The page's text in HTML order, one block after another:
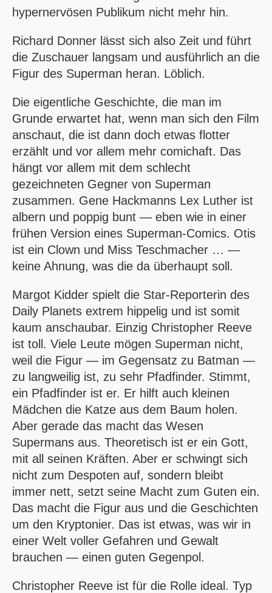
hypernervösen Publikum nicht mehr hin.
Richard Donner lässt sich also Zeit und führt
die Zuschauer langsam und ausführlich an die
Figur des Superman heran. Löblich.
Die eigentliche Geschichte, die man im
Grunde erwartet hat, wenn man sich den Film
anschaut, die ist dann doch etwas flotter
erzählt und vor allem mehr comichaft. Das
hängt vor allem mit dem schlecht
gezeichneten Gegner von Superman
zusammen. Gene Hackmanns Lex Luther ist
albern und poppig bunt — eben wie in einer
frühen Version eines Superman-Comics. Otis
ist ein Clown und Miss Teschmacher … —
keine Ahnung, was die da überhaupt soll.
Margot Kidder spielt die Star-Reporterin des
Daily Planets extrem hippelig und ist somit
kaum anschaubar. Einzig Christopher Reeve
ist toll. Viele Leute mögen Superman nicht,
weil die Figur — im Gegensatz zu Batman —
zu langweilig ist, zu sehr Pfadfinder. Stimmt,
ein Pfadfinder ist er. Er hilft auch kleinen
Mädchen die Katze aus dem Baum holen.
Aber gerade das macht das Wesen
Supermans aus. Theoretisch ist er ein Gott,
mit all seinen Kräften. Aber er schwingt sich
nicht zum Despoten auf, sondern bleibt
immer nett, setzt seine Macht zum Guten ein.
Das macht die Figur aus und die Geschichten
um den Kryptonier. Das ist etwas, was wir in
einer Welt voller Gefahren und Gewalt
brauchen — einen guten Gegenpol.
Christopher Reeve ist für die Rolle ideal. Typ